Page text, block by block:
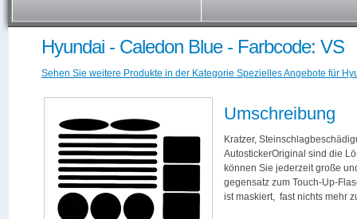
Hyundai - Caledon Blue - Farbcode: VS
Sehen Sie weitere Produkte in der Kategorie Spezielles Angebote für
Umschreibung
Kratzer,
AutostickerOriginal sind die
können Sie jederzeit große
gegensatz zum Touch-Up-
ist maskiert, fast nichts mehr